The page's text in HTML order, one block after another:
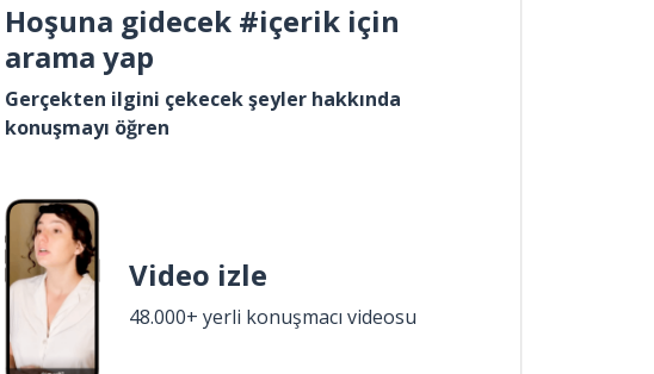
Hoşuna gidecek #içerik için
arama yap
Gerçekten ilgini çekecek şeyler hakkında
konuşmayı öğren
Video izle
48.000+ yerli konuşmacı videosu